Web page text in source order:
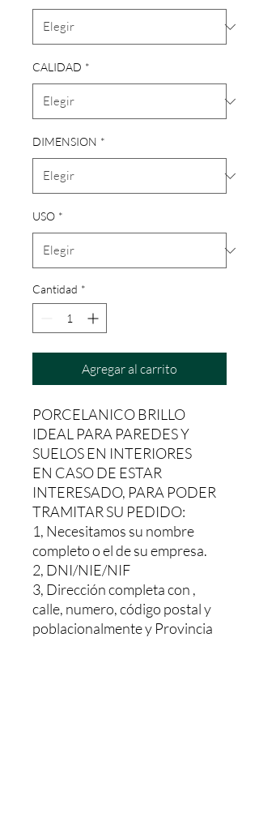
CALIDAD *
DIMENSION *
USO *
Cantidad *
Agregar al carrito
PORCELANICO BRILLO
IDEAL PARA PAREDES Y
SUELOS EN INTERIORES
EN CASO DE ESTAR
INTERESADO, PARA PODER
TRAMITAR SU PEDIDO:
1, Necesitamos su nombre
completo o el de su empresa.
2, DNI/NIE/NIF
3, Dirección completa con ,
calle, numero, código postal y
poblacionalmente y Provincia